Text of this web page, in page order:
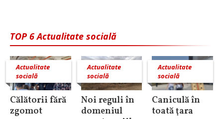
TOP 6 Actualitate socială
Actualitate
socială
Călătorii fără
zgomot
Actualitate
socială
Noi reguli în
domeniul
Actualitate
socială
Caniculă în
toată ţara